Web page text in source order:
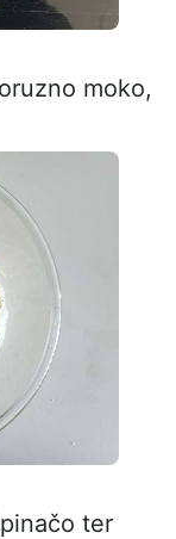
moko,
ter